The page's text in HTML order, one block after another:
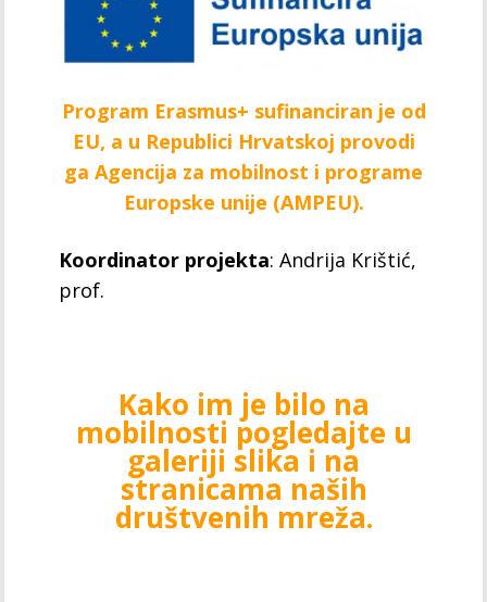
Program Erasmus+ sufinanciran je od
EU, a u Republici Hrvatskoj provodi
ga Agencija za mobilnost i programe
Europske unije (AMPEU).
Koordinator projekta: Andrija Krištić,
prof.
Kako im je bilo na
mobilnosti pogledajte u
galeriji slika i na
stranicama naših
društvenih mreža.